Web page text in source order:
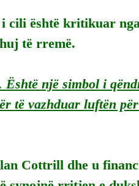
cili është kritikuar
të rremë.
Është një simbol i
të vazhduar luftën
Cottrill dhe u